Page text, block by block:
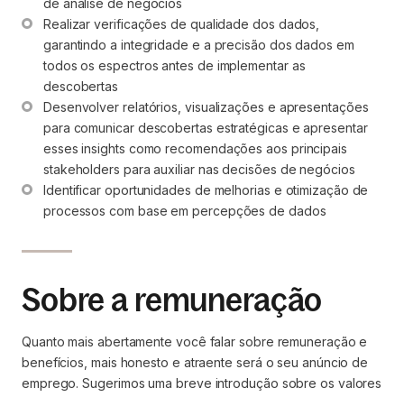
de análise de negócios
Realizar verificações de qualidade dos dados,
garantindo a integridade e a precisão dos dados em
todos os espectros antes de implementar as
descobertas
Desenvolver relatórios, visualizações e apresentações
para comunicar descobertas estratégicas e apresentar
esses insights como recomendações aos principais
stakeholders para auxiliar nas decisões de negócios
Identificar oportunidades de melhorias e otimização de
processos com base em percepções de dados
Sobre a remuneração
Quanto mais abertamente você falar sobre remuneração e
benefícios, mais honesto e atraente será o seu anúncio de
emprego. Sugerimos uma breve introdução sobre os valores